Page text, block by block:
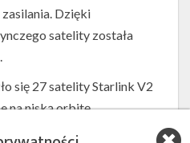
Dzięki
satelity została
się 27 satelity Starlink V2
na niską orbitę